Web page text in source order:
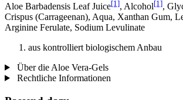
Aloe Barbadensis Leaf Juice[1], Alcohol[1],
Crispus (Carrageenan), Aqua, Xanthan Gum,
Arginine Ferulate, Sodium Levulinate
aus kontrolliert biologischem Anbau
Über die Aloe Vera-Gels
Rechtliche Informationen